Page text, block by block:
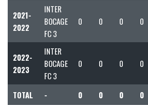
2021-
2022
INTER
BOCAGE
FC 3
0 0 0 0
2022-
2023
INTER
BOCAGE
FC 3
0 0 0 0
TOTAL - 0 0 0 0